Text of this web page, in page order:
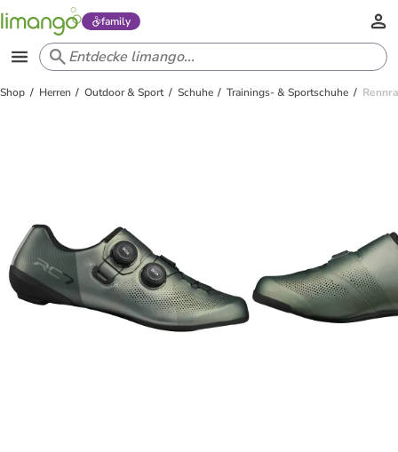
family
Shop Herren Outdoor & Sport Schuhe Trainings- & Sportschuhe